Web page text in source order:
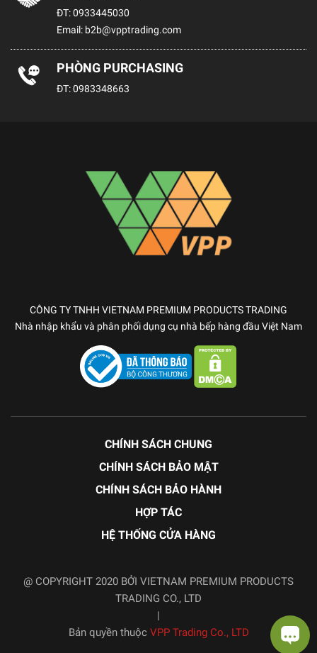
ĐT:0933445030
Email: b2b@vpptrading.com
PHÒNG PURCHASING
ĐT:0983348663
CÔNG TY TNHH VIETNAM PREMIUM PRODUCTS TRADING
Nhà nhập khẩu và phân phối dụng cụ nhà bếp hàng đầu Việt Nam
CHÍNH SÁCH CHUNG
CHÍNH SÁCH BẢO MẬT
CHÍNH SÁCH BẢO HÀNH
HỢP TÁC
HỆ THỐNG CỬA HÀNG
@ COPYRIGHT 2020 BỞI VIETNAM PREMIUM PRODUCTS
TRADING CO., LTD
|
Bản quyền thuộc VPP Trading Co., LTD